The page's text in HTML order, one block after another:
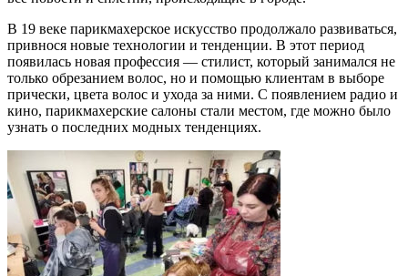
В 19 веке парикмахерское искусство продолжало развиваться,
привнося новые технологии и тенденции. В этот период
появилась новая профессия — стилист, который занимался не
только обрезанием волос, но и помощью клиентам в выборе
прически, цвета волос и ухода за ними. С появлением радио и
кино, парикмахерские салоны стали местом, где можно было
узнать о последних модных тенденциях.